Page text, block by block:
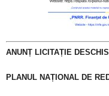
ANUNȚ LICITAȚIE
PLANUL NAȚIONAL DE